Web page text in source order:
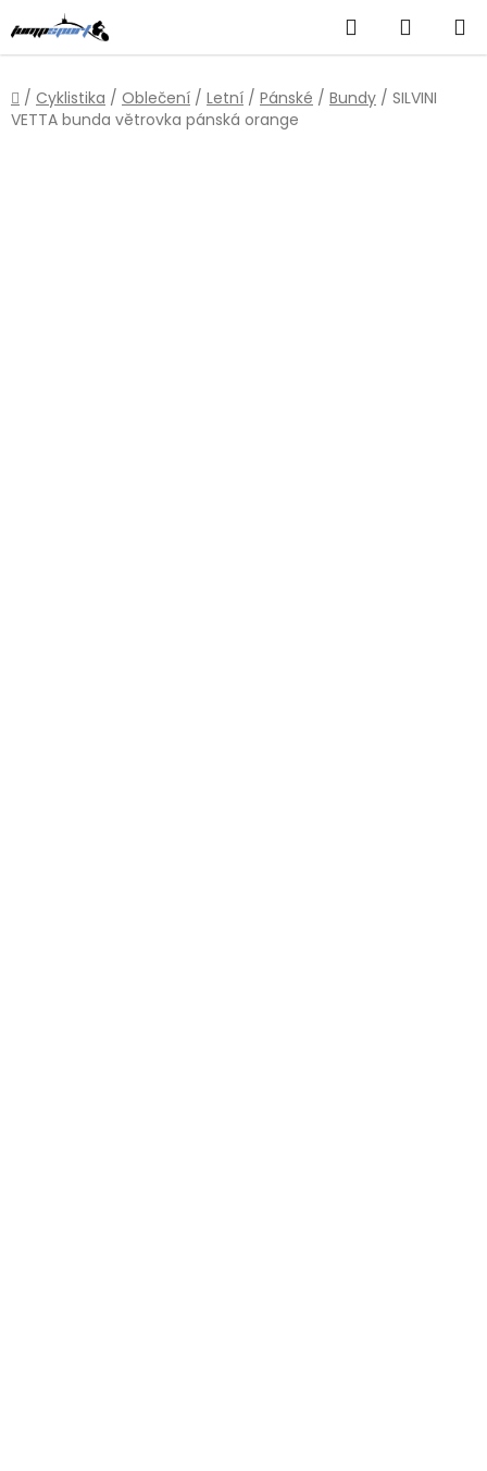
na
obsah
Hledat
KOŠÍK
Domů
/ Cyklistika / Oblečení / Letní / Pánské / Bundy / SILVINI
VETTA bunda větrovka pánská orange